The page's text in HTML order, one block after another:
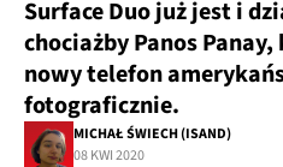
Surface Duo już jest i
chociażby Panos
nowy telefon
fotograficznie.
MICHAŁ ŚWIECH (ISAND)
08 KWI 2020